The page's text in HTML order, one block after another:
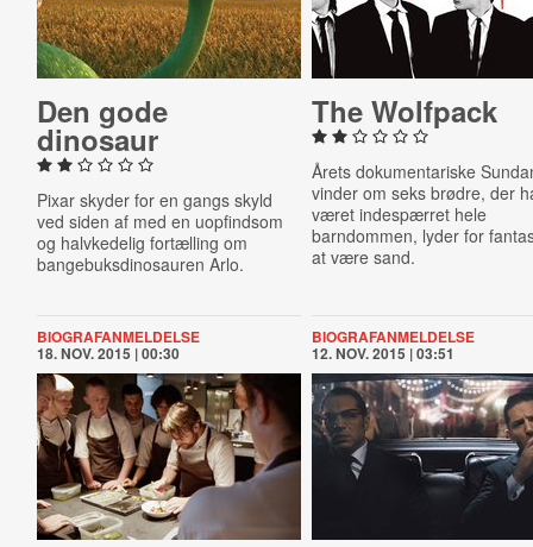
Den gode
dinosaur
Pixar skyder for en gangs skyld
ved siden af med en uopfindsom
og halvkedelig fortælling om
bangebuksdinosauren Arlo.
The Wolfpack
Årets dokumentariske
vinder om seks brødre, der
været indespærret hele
barndommen, lyder for
at være sand.
BIOGRAFANMELDELSE
18. NOV. 2015 | 00:30
BIOGRAFANMELDELSE
12. NOV. 2015 | 03:51